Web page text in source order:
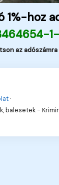
1%-hoz
az adószámra
·
balesetek -